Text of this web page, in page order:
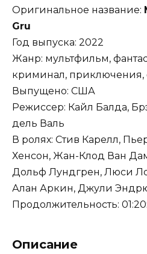
Оригинальное название:
Gru
Год выпуска: 2022
Жанр: мультфильм,
криминал,
Выпущено: США
Режиссер: Кайл Балда,
дель Валь
В ролях: Стив Карелл,
Хенсон, Жан-Клод Ван
Дольф Лундгрен, Люси
Алан Аркин, Джули
Продолжительность:
Описание